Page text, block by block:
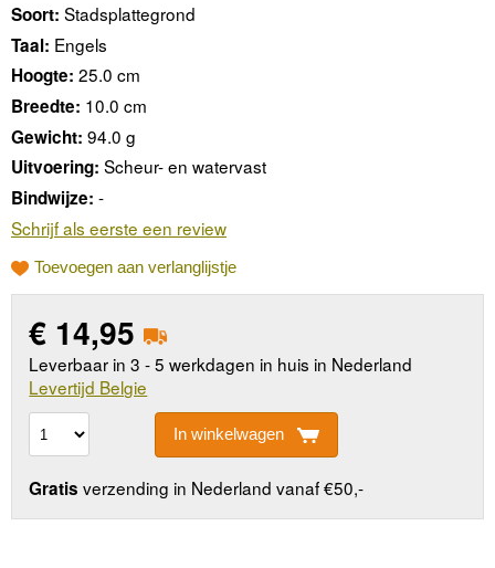
Soort: Stadsplattegrond
Taal: Engels
Hoogte: 25.0 cm
Breedte: 10.0 cm
Gewicht: 94.0 g
Uitvoering: Scheur- en watervast
Bindwijze: -
Schrijf als eerste een review
Toevoegen aan verlanglijstje
€ 14,95
Leverbaar in 3 - 5 werkdagen in huis in Nederland
Levertijd Belgie
In winkelwagen
Gratis verzending in Nederland vanaf €50,-